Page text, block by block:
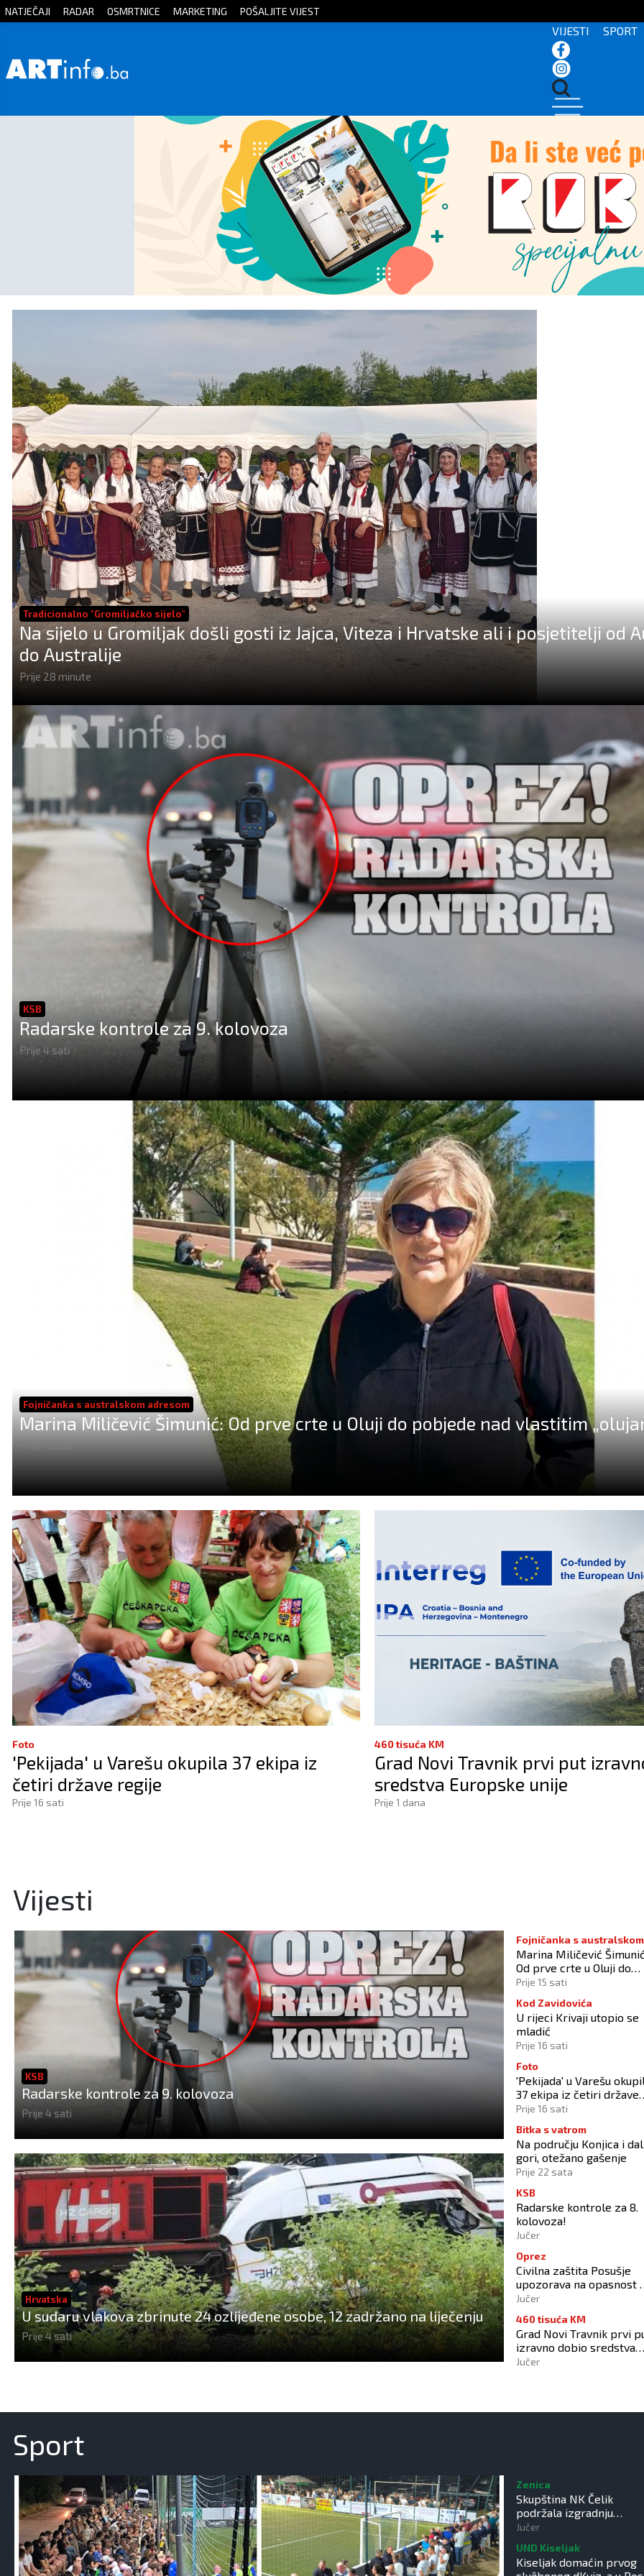
Početna
Zanimljivosti
NATJEČAJI RADAR OSMRTNICE MARKETING POŠALJITE VIJEST
VIJESTI SPORT
Tradicionalno "Gromiljačko sijelo"
Na sijelo u Gromiljak došli gosti iz Jajca, Viteza i Hrvatske ali i posjetitelji od
do Australije
Prije 28 minute
KSB
Radarske kontrole za 9. kolovoza
Prije 4 sati
Fojničanka s australskom adresom
Marina Miličević Šimunić: Od prve crte u Oluji do pobjede nad vlastitim
Foto
'Pekijada' u Varešu okupila 37 ekipa iz
četiri države regije
Prije 16 sati
460 tisuća KM
Grad Novi Travnik prvi put
sredstva Europske unije
Prije 1 dana
Vijesti
KSB
Radarske kontrole za 9. kolovoza
Prije 4 sati
Hrvatska
U sudaru vlakova zbrinute 24 ozlijeđene osobe, 12 zadržano na liječenju
Prije 4 sati
Fojničanka s australskom
adresom
Marina Miličević
Od prve crte u Oluji do
pobjede nad vlastitim
Prije 15 sati
Kod Zavidovića
U rijeci Krivaji utopio se
mladić
Prije 16 sati
Foto
'Pekijada' u Varešu
37 ekipa iz četiri države
regije
Prije 16 sati
Bitka s vatrom
Na području Konjica i
gori, otežano gašenje
Prije 22 sata
KSB
Radarske kontrole za 8.
kolovoza!
Jučer
Oprez
Civilna zaštita Posušje
upozorava na opasnost
požara na Blidinju
Jučer
460 tisuća KM
Grad Novi Travnik prvi
izravno dobio sredstva
Europske unije
Jučer
Sport
Zenica
Skupština NK Čelik
podržala izgradnju
Nacionalnog stadiona
Jučer
UND Kiseljak
Kiseljak domaćin prvog